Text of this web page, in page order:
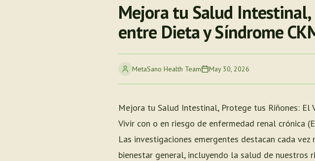
Mejora tu Salud
entre Dieta y Síndrome
MetaSano Health Team May 30, 2026
Mejora tu Salud Intestinal, Protege tus Riñones: El
Vivir con o en riesgo de enfermedad renal crónica
Las investigaciones emergentes destacan cada
bienestar general, incluyendo la salud de nuestros